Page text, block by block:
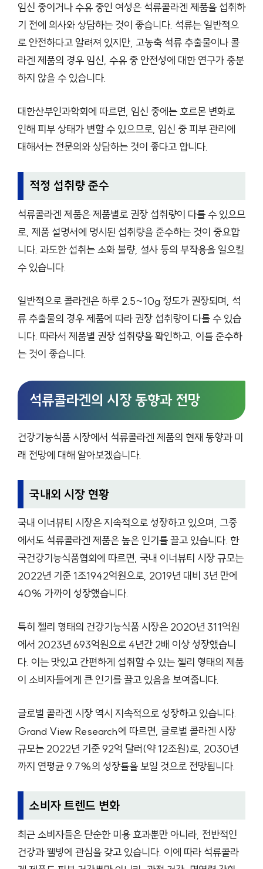
임신 중이거나 수유 중인 여성은 석류콜라겐 제품을 섭취하
기 전에 의사와 상담하는 것이 좋습니다. 석류는 일반적으
로 안전하다고 알려져 있지만, 고농축 석류 추출물이나 콜
라겐 제품의 경우 임신, 수유 중 안전성에 대한 연구가 충분
하지 않을 수 있습니다.
대한산부인과학회에 따르면, 임신 중에는 호르몬 변화로
인해 피부 상태가 변할 수 있으므로, 임신 중 피부 관리에
대해서는 전문의와 상담하는 것이 좋다고 합니다.
적정 섭취량 준수
석류콜라겐 제품은 제품별로 권장 섭취량이 다를 수 있으므
로, 제품 설명서에 명시된 섭취량을 준수하는 것이 중요합
니다. 과도한 섭취는 소화 불량, 설사 등의 부작용을 일으킬
수 있습니다.
일반적으로 콜라겐은 하루 2.5~10g 정도가 권장되며, 석
류 추출물의 경우 제품에 따라 권장 섭취량이 다를 수 있습
니다. 따라서 제품별 권장 섭취량을 확인하고, 이를 준수하
는 것이 좋습니다.
석류콜라겐의 시장 동향과 전망
건강기능식품 시장에서 석류콜라겐 제품의 현재 동향과 미
래 전망에 대해 알아보겠습니다.
국내외 시장 현황
국내 이너뷰티 시장은 지속적으로 성장하고 있으며, 그중
에서도 석류콜라겐 제품은 높은 인기를 끌고 있습니다. 한
국건강기능식품협회에 따르면, 국내 이너뷰티 시장 규모는
2022년 기준 1조1942억원으로, 2019년 대비 3년 만에
40% 가까이 성장했습니다.
특히 젤리 형태의 건강기능식품 시장은 2020년 311억원
에서 2023년 693억원으로 4년간 2배 이상 성장했습니
다. 이는 맛있고 간편하게 섭취할 수 있는 젤리 형태의 제품
이 소비자들에게 큰 인기를 끌고 있음을 보여줍니다.
글로벌 콜라겐 시장 역시 지속적으로 성장하고 있습니다.
Grand View Research에 따르면, 글로벌 콜라겐 시장
규모는 2022년 기준 92억 달러(약 12조원)로, 2030년
까지 연평균 9.7%의 성장률을 보일 것으로 전망됩니다.
소비자 트렌드 변화
최근 소비자들은 단순한 미용 효과뿐만 아니라, 전반적인
건강과 웰빙에 관심을 갖고 있습니다. 이에 따라 석류콜라